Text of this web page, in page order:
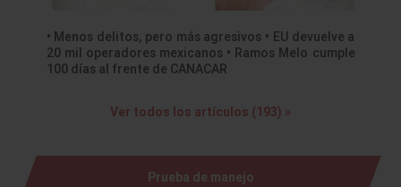
• Menos delitos, pero más agresivos • EU devuelve a
20 mil operadores mexicanos • Ramos Melo cumple
100 días al frente de CANACAR
Ver todos los artículos (193) »
Prueba de manejo